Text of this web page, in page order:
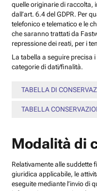
quelle originarie di raccolta,
dall’art. 6.4 del GDPR. Per
telefonico e telematico e le
che saranno trattati da
repressione dei reati, per i
La tabella a seguire precisa
categorie di dati/finalità.
TABELLA DI
TABELLA
Modalità di
Relativamente alle suddette
giuridica applicabile, le
eseguite mediante l’invio di